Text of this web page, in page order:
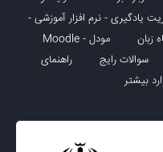
یادگیری - نرم افزار آموزشی -
زبان
مودل - Moodle
سوالات رایج
راهنمای
بیشتر